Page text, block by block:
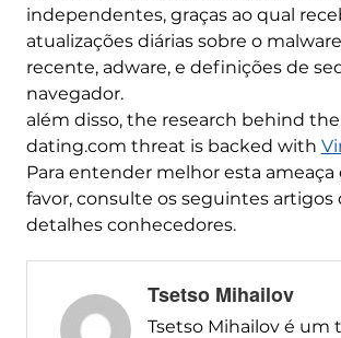
independentes, graças ao qual
atualizações diárias sobre o
recente, adware, e definições de
navegador.
além disso, the research behind
dating.com threat is backed with
Para entender melhor esta ameaça
favor, consulte os seguintes
detalhes conhecedores.
Tsetso Mihailov
Tsetso Mihailov é um